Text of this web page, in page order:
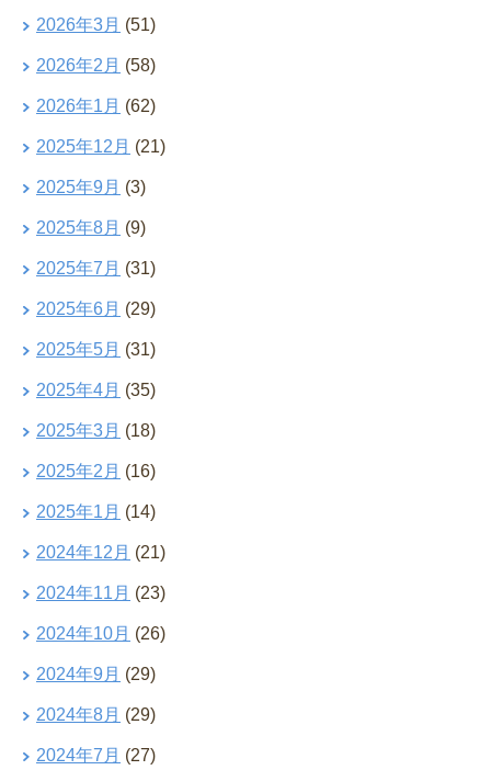
2026年3月 (51)
2026年2月 (58)
2026年1月 (62)
2025年12月 (21)
2025年9月 (3)
2025年8月 (9)
2025年7月 (31)
2025年6月 (29)
2025年5月 (31)
2025年4月 (35)
2025年3月 (18)
2025年2月 (16)
2025年1月 (14)
2024年12月 (21)
2024年11月 (23)
2024年10月 (26)
2024年9月 (29)
2024年8月 (29)
2024年7月 (27)